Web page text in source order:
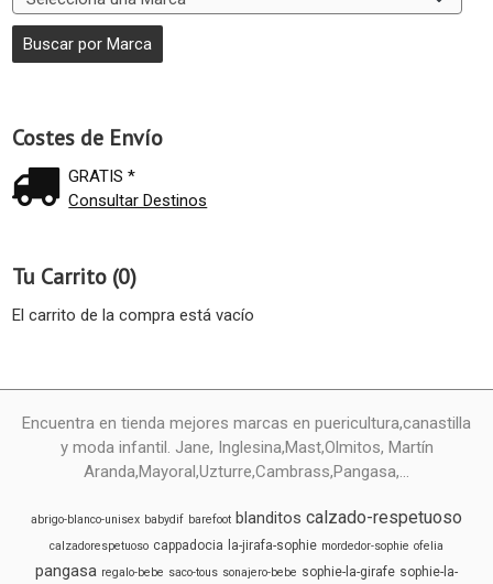
Costes de Envío
GRATIS *
Consultar Destinos
Tu Carrito (0)
El carrito de la compra está vacío
Encuentra en tienda mejores marcas en puericultura,canastilla
y moda infantil. Jane, Inglesina,Mast,Olmitos, Martín
Aranda,Mayoral,Uzturre,Cambrass,Pangasa,...
abrigo-blanco-unisex babydif barefoot blanditos calzado-respetuoso
calzadorespetuoso cappadocia la-jirafa-sophie mordedor-sophie ofelia
pangasa regalo-bebe saco-tous sonajero-bebe sophie-la-girafe sophie-la-